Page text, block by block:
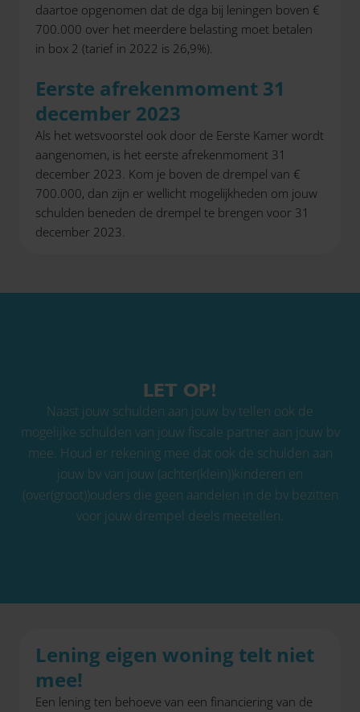
daartoe opgenomen dat de dga bij leningen boven €
700.000 over het meerdere belasting moet betalen
in box 2 (tarief in 2022 is 26,9%).
Eerste afrekenmoment 31
december 2023
Als het wetsvoorstel ook door de Eerste Kamer wordt
aangenomen, is het eerste afrekenmoment 31
december 2023. Kom je boven de drempel van €
700.000, dan zijn er wellicht mogelijkheden om jouw
schulden beneden de drempel te brengen voor 31
december 2023.
LET OP!
Naast jouw schulden aan jouw bv tellen ook de
mogelijke schulden van jouw fiscale partner aan jouw bv
mee. Houd er rekening mee dat ook de schulden aan
jouw bv van jouw (achter(klein))kinderen en
(over(groot))ouders die geen aandelen in de bv bezitten
voor jouw drempel deels meetellen.
Lening eigen woning telt niet
mee!
Een lening ten behoeve van een financiering van de